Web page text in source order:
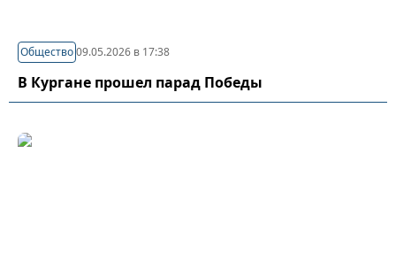
Общество09.05.2026 в 17:38
В Кургане прошел парад Победы